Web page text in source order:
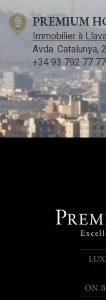
PREMIUM
Immobilier à
Avda. Catalunya, 2
+34 93 792 77 77